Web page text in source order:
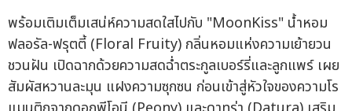
พร้อมเติมเต็มเสน่ห์ความสดใสไปกับ "MoonKiss" น้ำหอม
ฟลอรัล-ฟรุตตี้ (Floral Fruity) กลิ่นหอมแห่งความเย้ายวน
ชวนฝัน เปิดฉากด้วยความสดฉ่ำตระกูลเบอร์รี่และลูกแพร์ เผย
สัมผัสหวานละมุน แฝงความซุกซน ก่อนเข้าสู่หัวใจของความโร